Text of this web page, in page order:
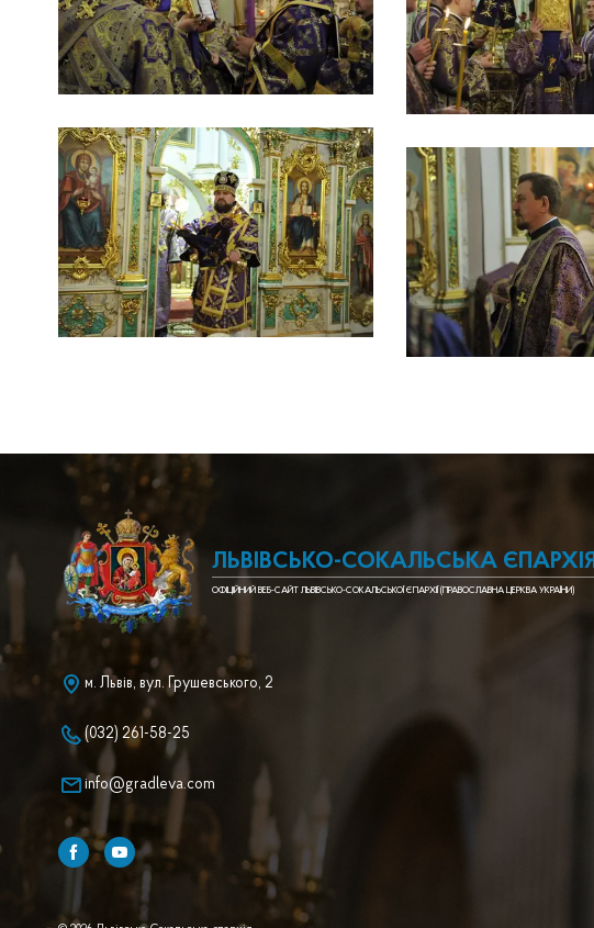
ЛЬВІВСЬКО-СОКАЛЬСЬКА ЄПАРХІЯ
ОФІЦІЙНИЙ ВЕБ-САЙТ ЛЬВІВСЬКО-СОКАЛЬСЬКОЇ ЄПАРХІЇ (ПРАВОСЛАВНА ЦЕРКВА УКРАЇНИ)
м. Львів, вул. Грушевського, 2
(032) 261-58-25
info@gradleva.com